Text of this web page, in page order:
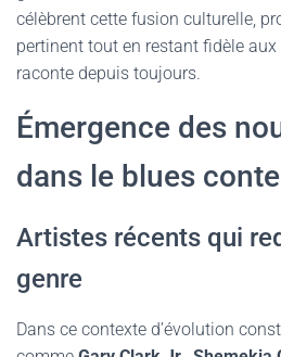
célèbrent cette fusion culturelle,
pertinent tout en restant fidèle
raconte depuis toujours.
Émergence des
dans le blues
Artistes récents qui
genre
Dans ce contexte d’évolution